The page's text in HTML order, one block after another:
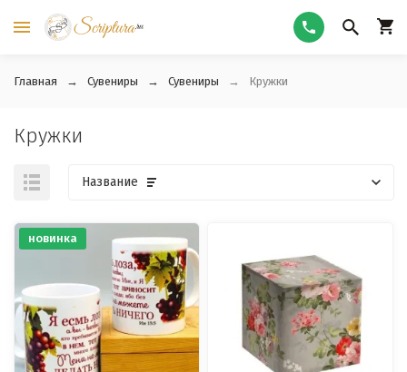
Главная Сувениры Сувениры Кружки
Кружки
Название
новинка